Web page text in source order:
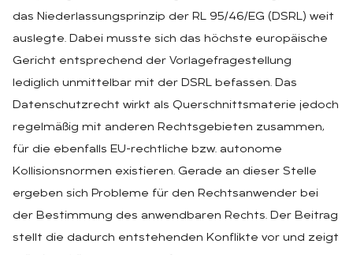
das Niederlassungsprinzip der RL 95/46/EG (DSRL) weit
auslegte. Dabei musste sich das höchste europäische
Gericht entsprechend der Vorlagefragestellung
lediglich unmittelbar mit der DSRL befassen. Das
Datenschutzrecht wirkt als Querschnittsmaterie jedoch
regelmäßig mit anderen Rechtsgebieten zusammen,
für die ebenfalls EU-rechtliche bzw. autonome
Kollisionsnormen existieren. Gerade an dieser Stelle
ergeben sich Probleme für den Rechtsanwender bei
der Bestimmung des anwendbaren Rechts. Der Beitrag
stellt die dadurch entstehenden Konflikte vor und zeigt